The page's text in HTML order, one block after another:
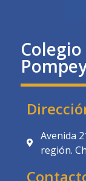
Avenida
región.